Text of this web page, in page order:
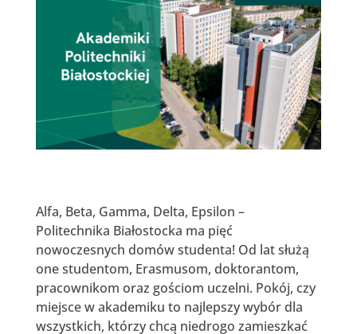
Alfa, Beta, Gamma, Delta, Epsilon –
Politechnika Białostocka ma pięć
nowoczesnych domów studenta! Od lat służą
one studentom, Erasmusom, doktorantom,
pracownikom oraz gościom uczelni. Pokój, czy
miejsce w akademiku to najlepszy wybór dla
wszystkich, którzy chcą niedrogo zamieszkać